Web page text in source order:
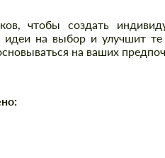
чтобы создать
на выбор и улучшит
на ваших